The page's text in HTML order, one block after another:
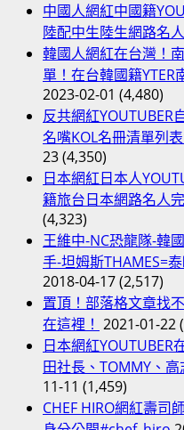
中國人網紅中國籍
陸配中生陸生網路名
韓國人網紅在台灣！
單！在台韓國籍
2023-02-01 (4,480)
反共網紅YOUTUBER
名嘴KOL名冊清單列
23(4,350)
日本網紅日本人
籍旅台日本網路名人
(4,323)
王維中-NC恐龍隊-韓
手-坦姆斯THAMES=
2018-04-17(2,517)
置頂！部落格文章找
在這裡！ 2021-01-22
日本網紅YOUTUBER
田社長、TOMMY、
11-11 (1,459)
CHEF HIRO網紅壽司